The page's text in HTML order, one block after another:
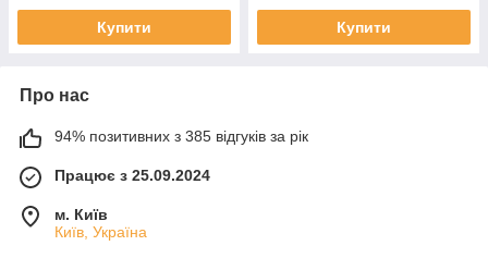
Купити Купити
Про нас
94% позитивних з 385 відгуків за рік
Працює з 25.09.2024
м. Київ
Київ, Україна